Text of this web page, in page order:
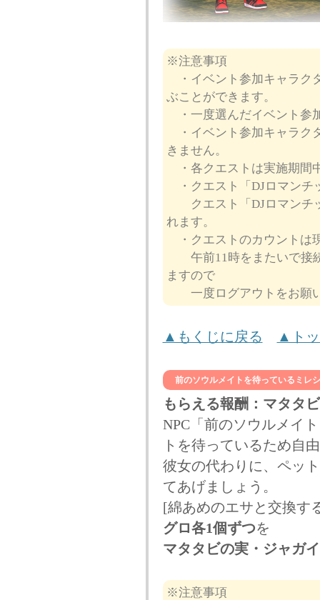
※注意事項
・イベント参加キャラク
ぶことができます。
・一度選んだイベント参
・イベント参加キャラク
きません。
・各クエストは実施期間
・クエスト「DJロマンチ
クエスト「DJロマンチ
れます。
・クエストのカウントは
午前11時をまたいで接続
ますので
一度ログアウトをお願
▲もくじに戻る ▲ト
前のソウルメイトを待っているミレ
もらえる報酬：マタタ
NPC「前のソウルメイ
トを待っているため自
彼女の代わりに、ペッ
てあげましょう。
[綿あめのエサと交換す
グロ各1個ずつを
マタタビの実・ジャガ
※注意事項